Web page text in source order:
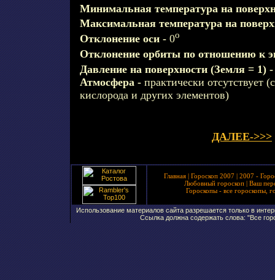
Минимальная температура на
Максимальная температура на
Отклонение оси - 0о
Отклонение орбиты по отношению к
Давление на поверхности (Земля = 1)
Атмосфера - практически отсутствует
кислорода и других элементов)
ДАЛЕЕ->>>
Главная | Гороскоп 2007 | 2007 -
Любовный гороскоп| Ваш
Гороскопы - все гороскопы,
Использование материалов сайта разрешается только в
Ссылка должна содержать слова: "Все